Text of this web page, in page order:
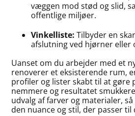
væggen mod stød og slid,
offentlige miljøer.
Vinkelliste: Tilbyder en
afslutning ved hjørner eller
Uanset om du arbejder med et
renoverer et eksisterende rum,
profiler og lister skabt til at gøre
nemmere og resultatet
udvalg af farver og materialer,
den nuance og stil, der passer